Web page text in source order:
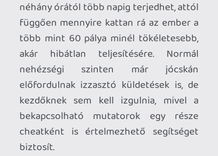
A térben forgás és lövés, a lövedékek előli
kitérés, a tereptárgyak eldobása
egyvalamit kér a játékostól: helyet. Egy
3x3 méteres szabad tér elengedhetetlen
az önfeledt, adrenalindús utazáshoz, de
egy vezetéknélküli headset is igen
ajánlott, ha a szabadság legmagasabb
fokát akarjuk átélni. A számos eltérő
bióm - western, távol-kelet, maffia, kalóz
- változatos világokat biztosít és gyakran
inspirálódik ismert filmekből,
jelenetekből. Nincs is magas ára a
látványnak, a Quest 3 könnyedén elbír